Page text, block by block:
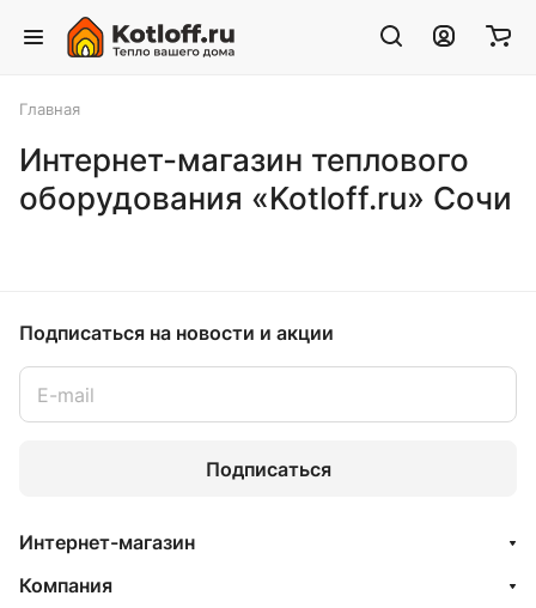
Главная
Интернет-магазин теплового
оборудования «Kotloff.ru» Сочи
Подписаться на новости и акции
Подписаться
Интернет-магазин
Компания